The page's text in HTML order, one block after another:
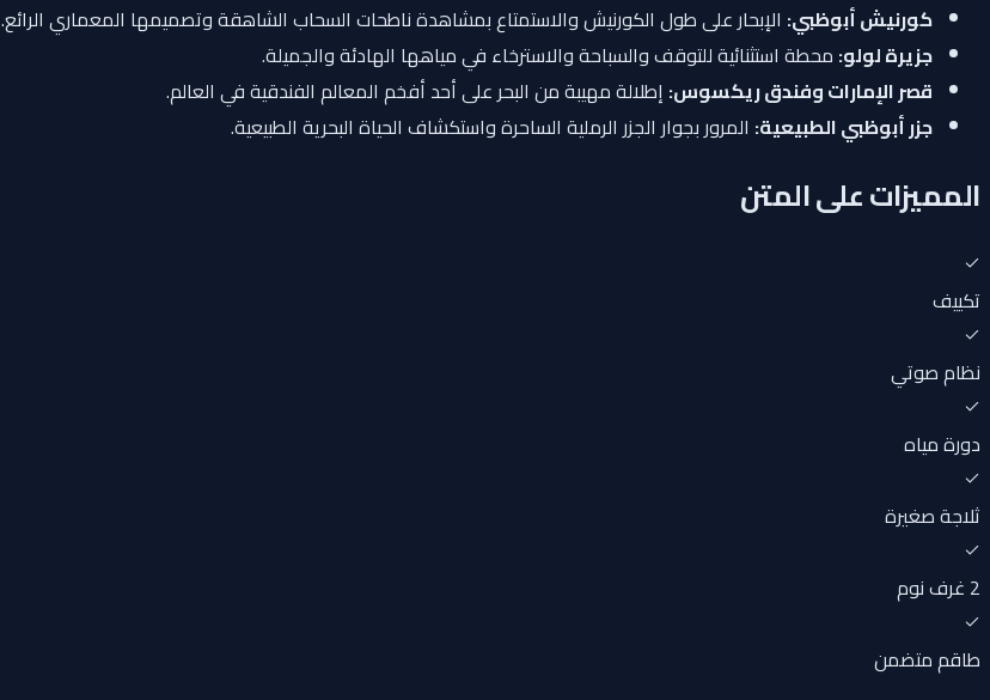
كورنيش أبوظبي: الإبحار على طول الكورنيش والاستمتاع بمشاهدة ناطحات السحاب الشاهقة وتصميمها المعماري الرائع.
جزيرة لولو: محطة استثنائية للتوقف والسباحة والاسترخاء في مياهها الهادئة والجميلة.
قصر الإمارات وفندق ريكسوس: إطلالة مهيبة من البحر على أحد أفخم المعالم الفندقية في العالم.
جزر أبوظبي الطبيعية: المرور بجوار الجزر الرملية الساحرة واستكشاف الحياة البحرية الطبيعية.
المميزات على المتن
تكييف
نظام صوتي
دورة مياه
ثلاجة صغيرة
2 غرف نوم
طاقم متضمن